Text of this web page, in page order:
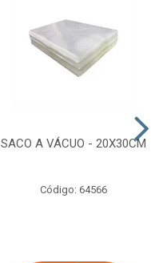
SACO A VÁCUO - 20X30CM
Código: 64566